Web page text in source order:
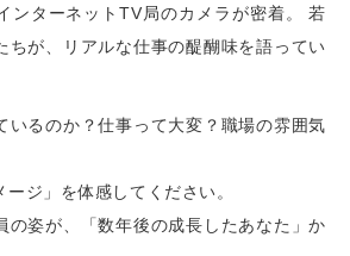
ンターネットTV局のカメラが密着。若
ちが、リアルな仕事の醍醐味を語ってい
いるのか？仕事って大変？職場の雰囲気
ジ」を体感してください。
の姿が、「数年後の成長したあなた」か